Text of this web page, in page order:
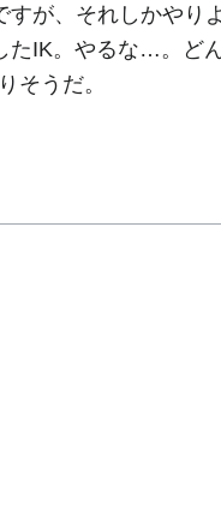
が、それしかやり
たIK。やるな…。ど
そうだ。